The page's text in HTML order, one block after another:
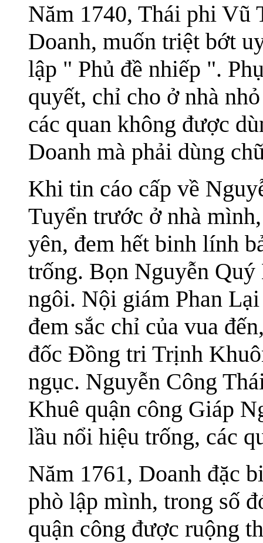
Năm 1740, Thái phi Vũ
Doanh, muốn triệt bớt
lập " Phủ đề nhiếp ".
quyết, chỉ cho ở nhà
các quan không được
Doanh mà phải dùng
Khi tin cáo cấp về
Tuyển trước ở nhà
yên, đem hết binh lính
trống. Bọn Nguyễn
ngôi. Nội giám Phan
đem sắc chỉ của vua
đốc Đồng tri Trịnh
ngục. Nguyễn Công
Khuê quận công Giáp
lầu nổi hiệu trống, các
Năm 1761, Doanh đặc
phò lập mình, trong số
quận công được ruộng